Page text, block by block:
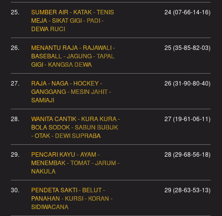
25.
SUMBER AIR - KATAK - TENIS
MEJA - SIKAT GIGI - PADI -
DEWA RUCI
24 (07-66-14-16)
26.
MENANTU RAJA - RAJAWALI -
BASEBALL - JAGUNG - TAPAL
GIGI - KANGSA DEWA
25 (35-85-82-03)
27.
RAJA - NAGA - HOCKEY -
GANGGANG - MESIN JAHIT -
SAMIAJI
26 (31-90-80-40)
28.
WANITA CANTIK - KURA KURA -
BOLA SODOK - SABUN BUBUK
- OTAK - DEWI SUPRABA
27 (19-61-06-11)
29.
PENCARI KAYU - AYAM -
MENEMBAK - TOMAT - JARUM -
NAKULA
28 (29-68-56-18)
30.
PENDETA SAKTI - BELUT -
PANAHAN - KURSI - KORAN -
SIDIWACANA
29 (28-63-53-13)